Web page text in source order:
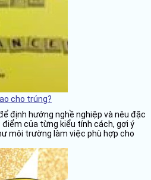
cho trúng?
định hướng nghề nghiệp và nêu đặc
của từng kiểu tính cách, gợi ý
môi trường làm việc phù hợp cho